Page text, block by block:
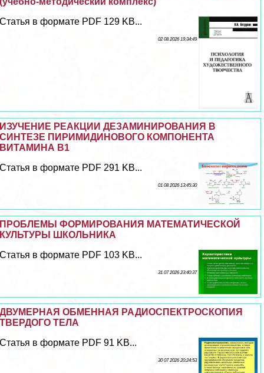
Статья в формате PDF 129 KB...
02 08 2026 19:34:49
ИЗУЧЕНИЕ РЕАКЦИИ ДЕЗАМИНИРОВАНИЯ В
СИНТЕЗЕ ПИРИМИДИНОВОГО КОМПОНЕНТА
ВИТАМИНА В1
Статья в формате PDF 291 KB...
01 08 2026 13:45:30
ПРОБЛЕМЫ ФОРМИРОВАНИЯ МАТЕМАТИЧЕСКОЙ
КУЛЬТУРЫ ШКОЛЬНИКА
Статья в формате PDF 103 KB...
31 07 2026 23:40:37
ДВУМЕРНАЯ ОБМЕННАЯ РАДИОСПЕКТРОСКОПИЯ
ТВЕРДОГО ТЕЛА
Статья в формате PDF 91 KB...
30 07 2026 20:24:53